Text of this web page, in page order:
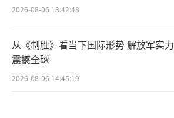
2026-08-06 13:42:48
从《制胜》看当下国际形势 解放军实力
震撼全球
2026-08-06 14:45:19